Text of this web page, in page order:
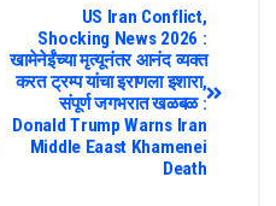
US Iran Conflict,
Shocking News 2026 :
खामेनेईंच्या मृत्यूनंतर आनंद व्यक्त
करत ट्रम्प यांचा इराणला इशारा,
संपूर्ण जगभरात खळबळ :
Donald Trump Warns Iran
Middle Eaast Khamenei
Death